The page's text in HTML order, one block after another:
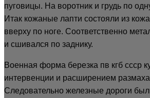
пуговицы. На воротник и грудь по
Итак кожаные лапти состояли из
вверху по ноге. Соответственно
и сшивался по заднику.
Военная форма березка пв кгб ссср
интервенции и расширением
Следовательно железные дороги